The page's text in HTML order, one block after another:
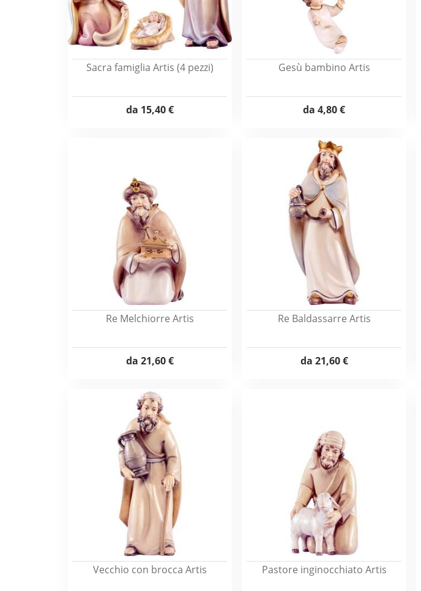
Sacra famiglia Artis (4 pezzi)
da 15,40 €
Gesù bambino Artis
da 4,80 €
Re Melchiorre Artis
da 21,60 €
Re Baldassarre Artis
da 21,60 €
Vecchio con brocca Artis Pastore inginocchiato Artis